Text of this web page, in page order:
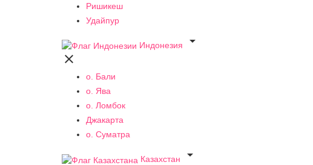
Ришикеш
Удайпур
Индонезия


о. Бали
о. Ява
о. Ломбок
Джакарта
о. Суматра
Казахстан
